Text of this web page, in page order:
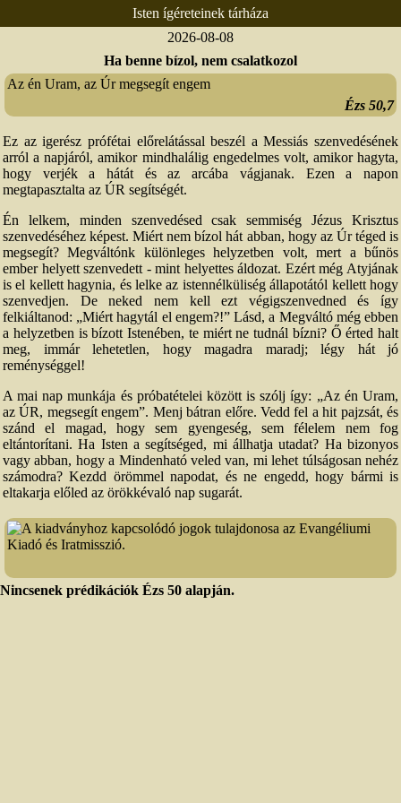
Nyitólap
Lelkészeink
Alkalmaink
Prédikációk
Áldás, békesség!
Ének / zene
Egyéb anyagok
Adatlapok
Pályázatok
Isten ígéreteinek tárháza
2026-08-08
Ha benne bízol, nem csalatkozol
Az én Uram, az Úr megsegít engem
Ézs 50,7
Ez az igerész prófétai előrelátással beszél a Messiás szenvedésének
arról a napjáról, amikor mindhalálig engedelmes volt, amikor hagyta,
hogy verjék a hátát és az arcába vágjanak. Ezen a napon
megtapasztalta az ÚR segítségét.
Én lelkem, minden szenvedésed csak semmiség Jézus Krisztus
szenvedéséhez képest. Miért nem bízol hát abban, hogy az Úr téged is
megsegít? Megváltónk különleges helyzetben volt, mert a bűnös
ember helyett szenvedett - mint helyettes áldozat. Ezért még Atyjának
is el kellett hagynia, és lelke az istennélküliség állapotától kellett hogy
szenvedjen. De neked nem kell ezt végigszenvedned és így
felkiáltanod: „Miért hagytál el engem?!” Lásd, a Megváltó még ebben
a helyzetben is bízott Istenében, te miért ne tudnál bízni? Ő érted halt
meg, immár lehetetlen, hogy magadra maradj; légy hát jó
reménységgel!
A mai nap munkája és próbatételei között is szólj így: „Az én Uram,
az ÚR, megsegít engem”. Menj bátran előre. Vedd fel a hit pajzsát, és
szánd el magad, hogy sem gyengeség, sem félelem nem fog
eltántorítani. Ha Isten a segítséged, mi állhatja utadat? Ha bizonyos
vagy abban, hogy a Mindenható veled van, mi lehet túlságosan nehéz
számodra? Kezdd örömmel napodat, és ne engedd, hogy bármi is
eltakarja előled az örökkévaló nap sugarát.
A kiadványhoz kapcsolódó jogok tulajdonosa az Evangéliumi
Kiadó és Iratmisszió.
Nincsenek prédikációk Ézs 50 alapján.